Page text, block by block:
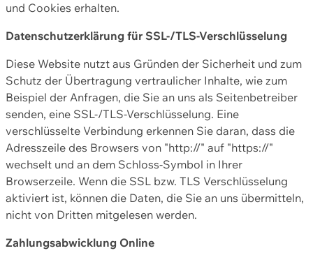
und Cookies erhalten.
Datenschutzerklärung für SSL-/TLS-Verschlüsselung
Diese Website nutzt aus Gründen der Sicherheit und zum
Schutz der Übertragung vertraulicher Inhalte, wie zum
Beispiel der Anfragen, die Sie an uns als Seitenbetreiber
senden, eine SSL-/TLS-Verschlüsselung. Eine
verschlüsselte Verbindung erkennen Sie daran, dass die
Adresszeile des Browsers von "http://" auf "https://"
wechselt und an dem Schloss-Symbol in Ihrer
Browserzeile. Wenn die SSL bzw. TLS Verschlüsselung
aktiviert ist, können die Daten, die Sie an uns übermitteln,
nicht von Dritten mitgelesen werden.
Zahlungsabwicklung Online